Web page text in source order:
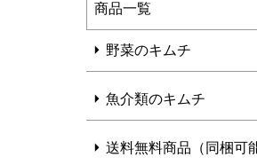
商品一覧
野菜のキムチ
魚介類のキムチ
送料無料商品（同梱可